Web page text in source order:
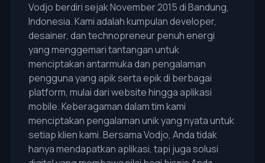
Vodjo berdiri sejak November 2015 di Bandung,
Indonesia. Kami adalah kumpulan developer,
desainer, dan technopreneur penuh energi
yang menggemari tantangan untuk
menciptakan antarmuka dan pengalaman
pengguna yang apik serta epik di berbagai
platform, mulai dari website hingga aplikasi
mobile. Keberagaman dalam tim kami
menciptakan pengalaman unik yang nyata untuk
setiap klien kami. Bersama Vodjo, Anda tidak
hanya mendapatkan aplikasi, tapi juga solusi